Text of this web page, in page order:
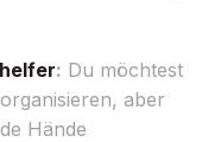
: Du möchtest
aber
Hände